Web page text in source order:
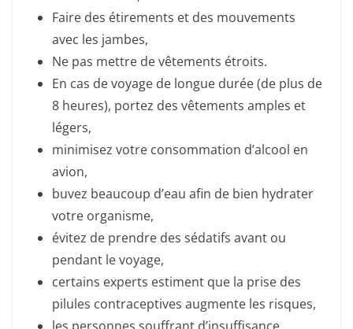
Faire des étirements et des mouvements
avec les jambes,
Ne pas mettre de vêtements étroits.
En cas de voyage de longue durée (de plus de
8 heures), portez des vêtements amples et
légers,
minimisez votre consommation d’alcool en
avion,
buvez beaucoup d’eau afin de bien hydrater
votre organisme,
évitez de prendre des sédatifs avant ou
pendant le voyage,
certains experts estiment que la prise des
pilules contraceptives augmente les risques,